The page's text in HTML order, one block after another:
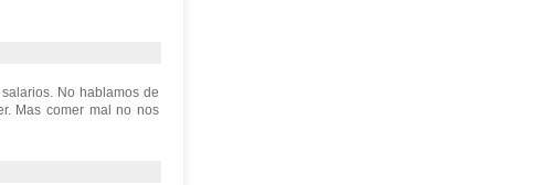
No hablamos de
Mas comer mal no nos